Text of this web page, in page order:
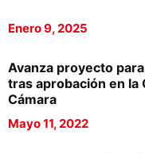
Enero 9, 2025
Avanza proyecto
tras aprobación en la
Cámara
Mayo 11, 2022